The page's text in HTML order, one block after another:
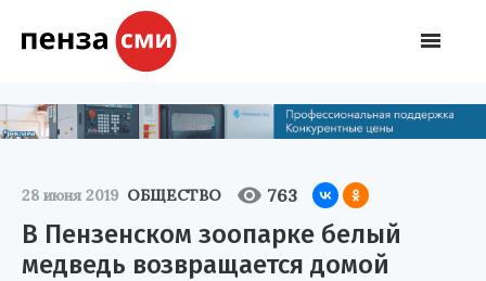
28 июня 2019 ОБЩЕСТВО 763
В Пензенском зоопарке белый
медведь возвращается домой